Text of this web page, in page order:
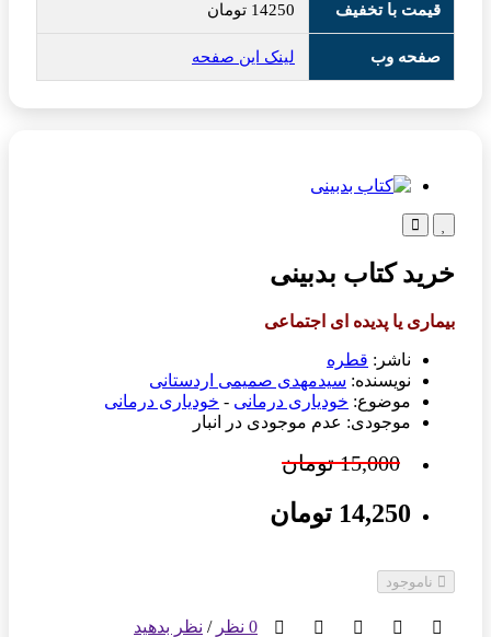
قیمت با تخفیف 14250 تومان
صفحه وب لینک این صفحه
افزودن
لیست
دلخواه
مقایسه
این
محصول
خرید کتاب بدبینی
بیماری یا پدیده ای اجتماعی
ناشر: قطره
نویسنده: سیدمهدی صمیمی اردستانی
موضوع: خودیاری درمانی - خودیاری درمانی
موجودی: عدم موجودی در انبار
15,000 تومان
14,250 تومان
ناموجود
0 نظر / نظر بدهید